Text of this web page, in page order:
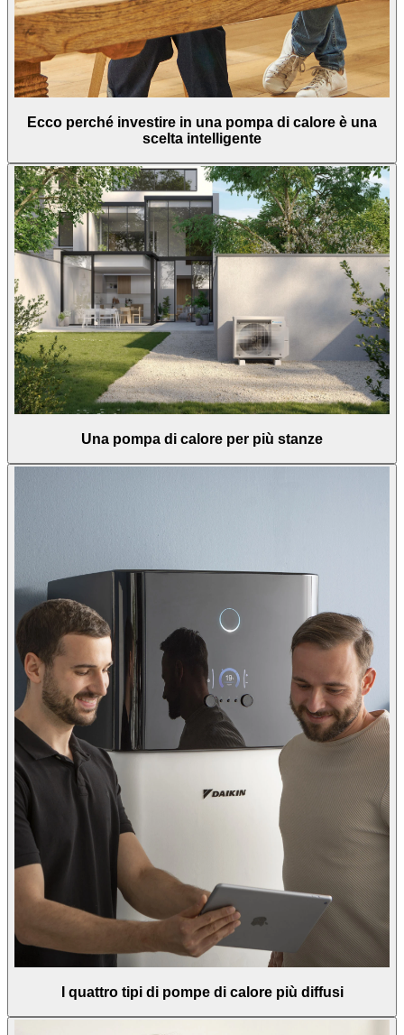
Ecco perché investire in una pompa di calore è una
scelta intelligente
Una pompa di calore per più stanze
I quattro tipi di pompe di calore più diffusi